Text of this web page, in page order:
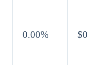
0.00% $0